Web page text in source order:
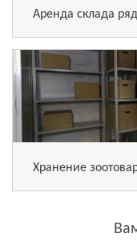
Аренда склада
Хранение